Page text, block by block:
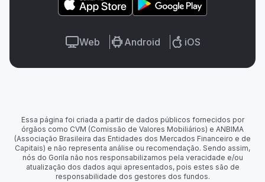
Web Android iOS
Essa página foi criada a partir de dados públicos fornecidos por
órgãos como CVM (Comissão de Valores Mobiliários) e ANBIMA
(Associação Brasileira das Entidades dos Mercados Financeiro e de
Capitais) e não representa análise ou recomendação. Sendo assim,
nós do Gorila não nos responsabilizamos pela veracidade e/ou
atualização dos dados aqui apresentados, pois estes são de
responsabilidade dos gestores dos fundos.